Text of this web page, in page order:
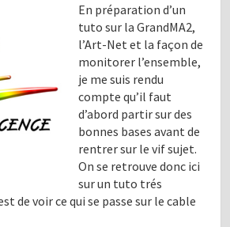
En préparation d’un
tuto sur la GrandMA2,
l’Art-Net et la façon de
monitorer l’ensemble,
je me suis rendu
compte qu’il faut
d’abord partir sur des
bonnes bases avant de
rentrer sur le vif sujet.
On se retrouve donc ici
sur un tuto trés
de voir ce qui se passe sur le cable